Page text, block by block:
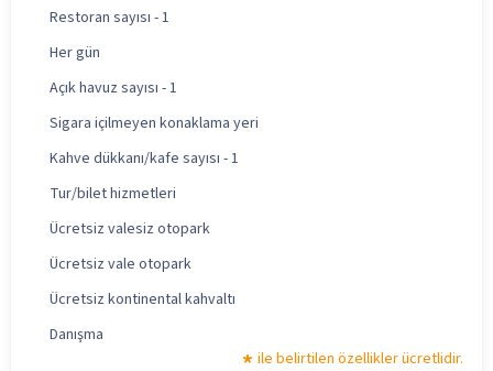
Restoran sayısı - 1
Her gün
Açık havuz sayısı - 1
Sigara içilmeyen konaklama yeri
Kahve dükkanı/kafe sayısı - 1
Tur/bilet hizmetleri
Ücretsiz valesiz otopark
Ücretsiz vale otopark
Ücretsiz kontinental kahvaltı
Danışma
ile belirtilen özellikler ücretlidir.